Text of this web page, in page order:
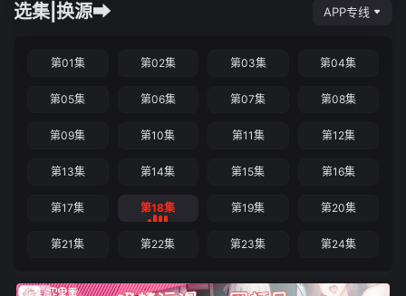
选集|换源➡ APP专线
第01集 第02集 第03集 第04集
第05集 第06集 第07集 第08集
第09集 第10集 第11集 第12集
第13集 第14集 第15集 第16集
第17集 第18集 第19集 第20集
第21集 第22集 第23集 第24集